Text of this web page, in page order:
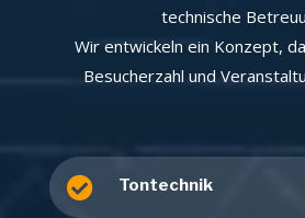
technische
Wir entwickeln ein Konzept,
Besucherzahl und
 Tontechnik